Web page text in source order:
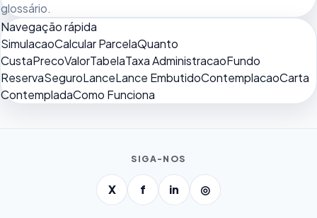
glossário.
Navegação rápida
SimulacaoCalcular ParcelaQuanto
CustaPrecoValorTabelaTaxa AdministracaoFundo
ReservaSeguroLanceLance EmbutidoContemplacaoCarta
ContempladaComo Funciona
SIGA-NOS
X f in ◎